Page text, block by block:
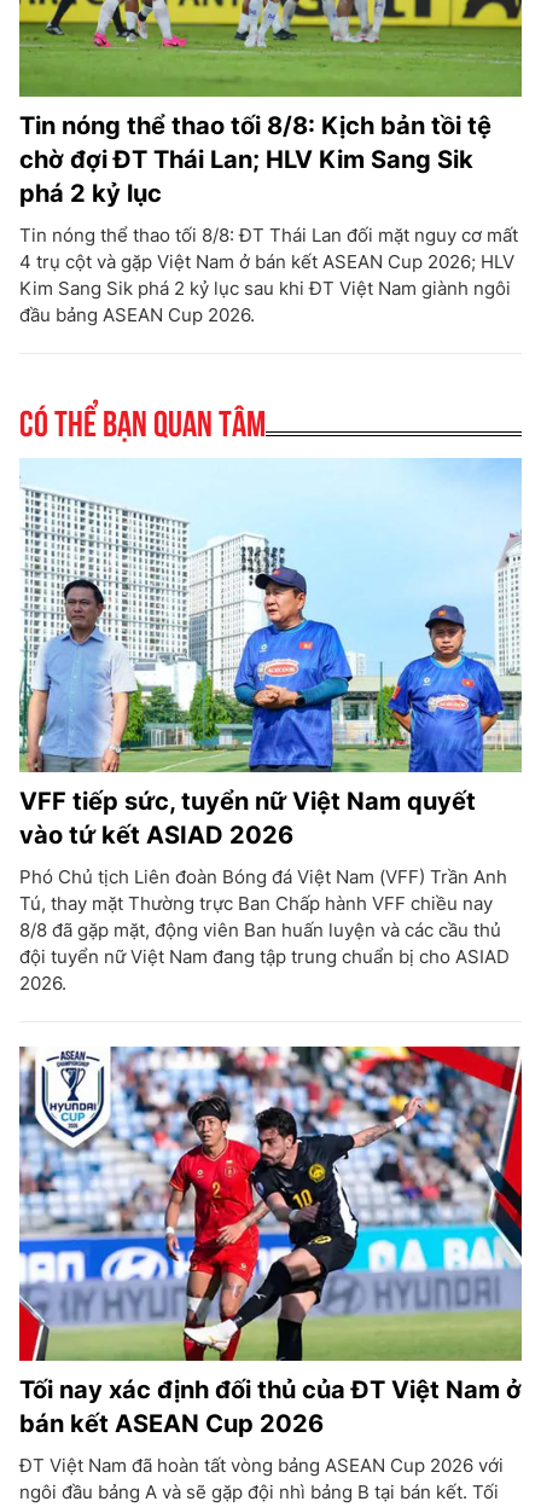
Tin nóng thể thao tối 8/8: Kịch bản tồi tệ
chờ đợi ĐT Thái Lan; HLV Kim Sang Sik
phá 2 kỷ lục
Tin nóng thể thao tối 8/8: ĐT Thái Lan đối mặt nguy cơ mất
4 trụ cột và gặp Việt Nam ở bán kết ASEAN Cup 2026; HLV
Kim Sang Sik phá 2 kỷ lục sau khi ĐT Việt Nam giành ngôi
đầu bảng ASEAN Cup 2026.
Có thể bạn quan tâm
VFF tiếp sức, tuyển nữ Việt Nam quyết
vào tứ kết ASIAD 2026
Phó Chủ tịch Liên đoàn Bóng đá Việt Nam (VFF) Trần Anh
Tú, thay mặt Thường trực Ban Chấp hành VFF chiều nay
8/8 đã gặp mặt, động viên Ban huấn luyện và các cầu thủ
đội tuyển nữ Việt Nam đang tập trung chuẩn bị cho ASIAD
2026.
Tối nay xác định đối thủ của ĐT Việt Nam ở
bán kết ASEAN Cup 2026
ĐT Việt Nam đã hoàn tất vòng bảng ASEAN Cup 2026 với
ngôi đầu bảng A và sẽ gặp đội nhì bảng B tại bán kết. Tối